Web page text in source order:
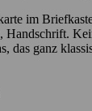
im
Handschrift.
das ganz